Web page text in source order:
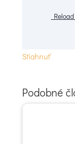
Stiahnuť
Podobné